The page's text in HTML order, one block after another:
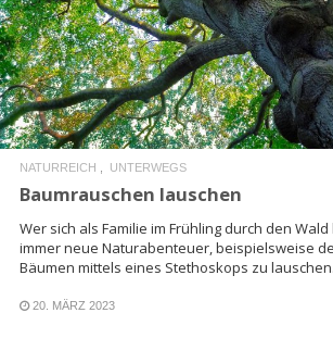
READ MORE
NATURREICH UNTERWEGS
Baumrauschen lauschen
Wer sich als Familie im Frühling durch den
immer neue Naturabenteuer, beispielsweise
Bäumen mittels eines Stethoskops zu lauschen.
20. MÄRZ 2023